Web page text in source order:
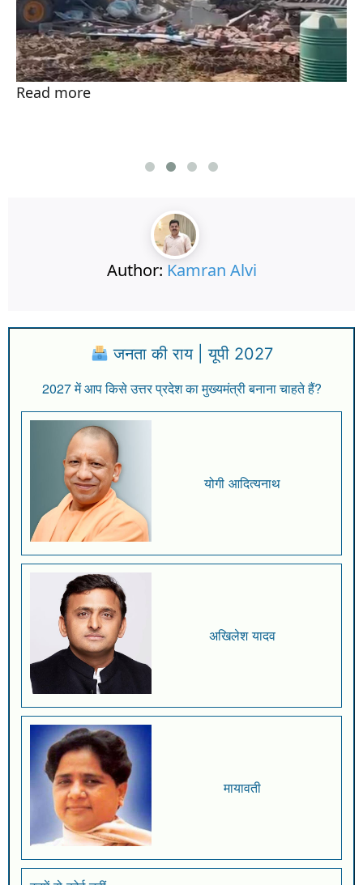
Read more
Author: Kamran Alvi
जनता की राय | यूपी 2027
2027 में आप किसे उत्तर प्रदेश का मुख्यमंत्री बनाना चाहते हैं?
योगी आदित्यनाथ
अखिलेश यादव
मायावती